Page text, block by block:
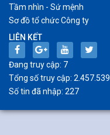
Tầm nhìn - Sứ mệnh
Sơ đồ tổ chức Công ty
LIÊN KẾT
Đang truy cập: 7
Tổng số truy cập: 2.457.539
Số tin đã nhập: 227